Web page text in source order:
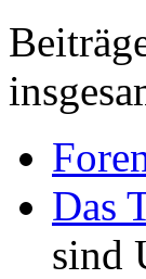
Das
sind